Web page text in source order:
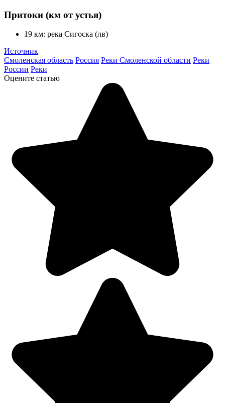
Притоки (км от устья)
19 км: река Сигоска (лв)
Источник
Смоленская область Россия Реки Смоленской области Реки
России Реки
Оцените статью